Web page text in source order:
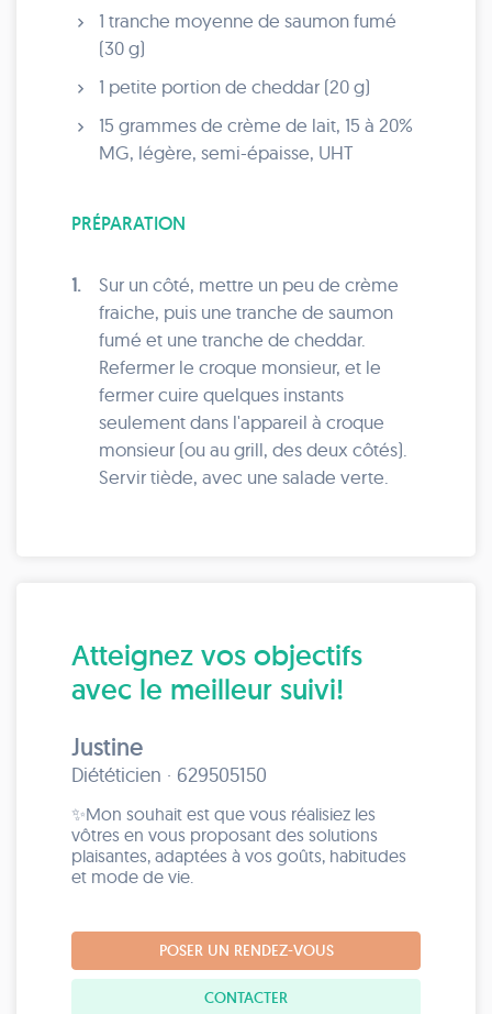
1 tranche moyenne de saumon fumé
(30 g)
1 petite portion de cheddar (20 g)
15 grammes de crème de lait, 15 à 20%
MG, légère, semi-épaisse, UHT
PRÉPARATION
1.
Sur un côté, mettre un peu de crème
fraiche, puis une tranche de saumon
fumé et une tranche de cheddar.
Refermer le croque monsieur, et le
fermer cuire quelques instants
seulement dans l'appareil à croque
monsieur (ou au grill, des deux côtés).
Servir tiède, avec une salade verte.
Atteignez vos objectifs
avec le meilleur suivi!
Justine
Diététicien · 629505150
✨Mon souhait est que vous réalisiez les
vôtres en vous proposant des solutions
plaisantes, adaptées à vos goûts, habitudes
et mode de vie.
POSER UN RENDEZ-VOUS
CONTACTER